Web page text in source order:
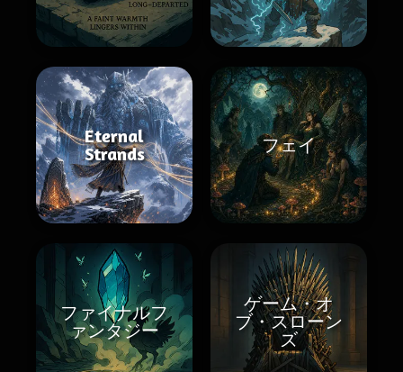
Eternal
Strands
フェイ
ファイナルフ
ァンタジー
ゲーム・オ
ブ・スローン
ズ